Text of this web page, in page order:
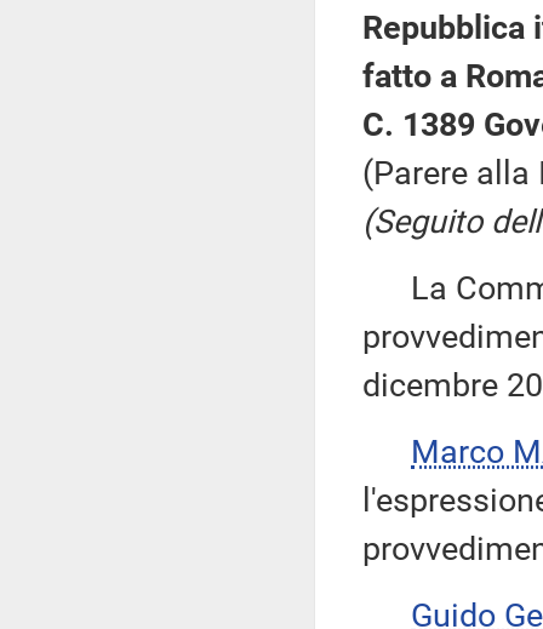
Repubblica
fatto a
C. 1389
(Parere alla
(Seguito
La
dicembre
Marco
Guido